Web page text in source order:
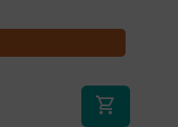
shopping_cart